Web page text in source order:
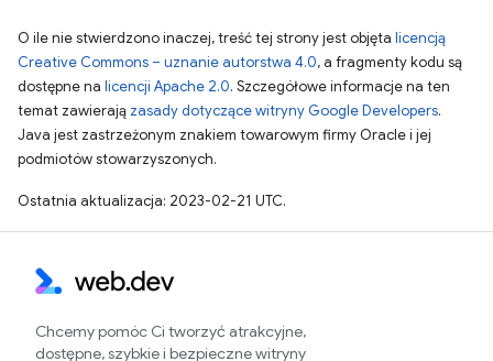
O ile nie stwierdzono inaczej, treść tej strony jest objęta licencją
Creative Commons – uznanie autorstwa 4.0, a fragmenty kodu są
dostępne na licencji Apache 2.0. Szczegółowe informacje na ten
temat zawierają zasady dotyczące witryny Google Developers.
Java jest zastrzeżonym znakiem towarowym firmy Oracle i jej
podmiotów stowarzyszonych.
Ostatnia aktualizacja: 2023-02-21 UTC.
Chcemy pomóc Ci tworzyć atrakcyjne,
dostępne, szybkie i bezpieczne witryny